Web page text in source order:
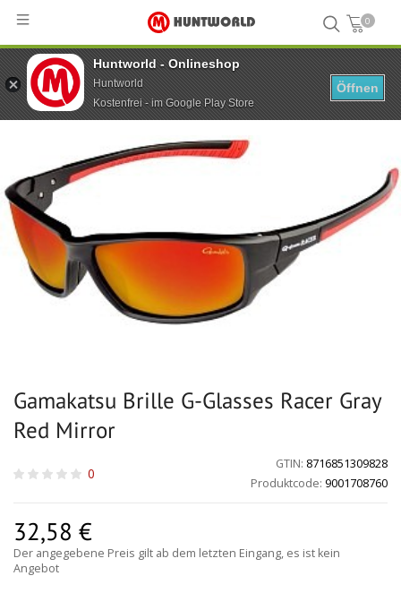
0
Hauptseite ... Gamakatsu Brille G-Glasses Racer Gray Red Mirror
Gamakatsu Brille G-Glasses Racer Gray
Red Mirror
GTIN: 8716851309828
Produktcode: 9001708760
0
32,58 €
Der angegebene Preis gilt ab dem letzten Eingang, es ist kein
Angebot
Huntworld - Onlineshop
Huntworld
Kostenfrei - im Google Play Store
Öffnen